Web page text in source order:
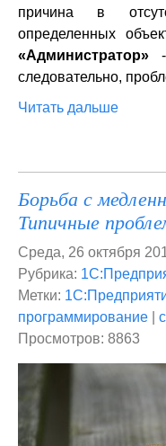
причина в
определенных
«Администратор» -
следовательно,
Читать дальше
Борьба с
Типичные
Среда, 26 октября
Рубрика:
Метки:
программирование
Просмотров: 8863